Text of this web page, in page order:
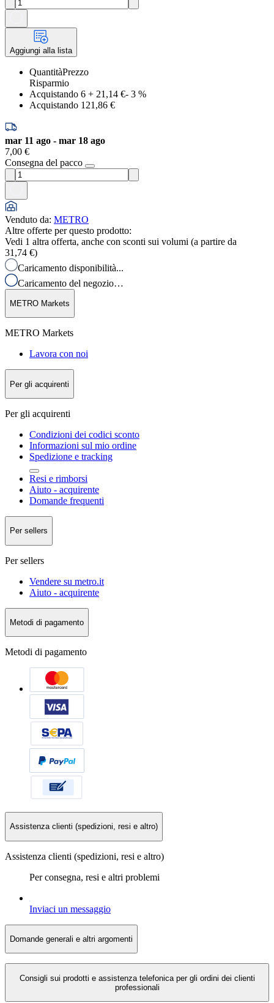
Aggiungi alla lista
QuantitàPrezzo
Risparmio
Acquistando 6 + 21,14 €- 3 %
Acquistando 1 21,86 €
mar 11 ago - mar 18 ago
7,00 €
Consegna del pacco
Venduto da: METRO
Altre offerte per questo prodotto:
Vedi 1 altra offerta, anche con sconti sui volumi (a partire da
31,74 €)
Caricamento disponibilità...
Caricamento del negozio…
METRO Markets
METRO Markets
Lavora con noi
Per gli acquirenti
Per gli acquirenti
Condizioni dei codici sconto
Informazioni sul mio ordine
Spedizione e tracking
Resi e rimborsi
Aiuto - acquirente
Domande frequenti
Per sellers
Per sellers
Vendere su metro.it
Aiuto - acquirente
Metodi di pagamento
Metodi di pagamento
Assistenza clienti (spedizioni, resi e altro)
Assistenza clienti (spedizioni, resi e altro)
Per consegna, resi e altri problemi
Inviaci un messaggio
Domande generali e altri argomenti
Consigli sui prodotti e assistenza telefonica per gli ordini dei clienti
professionali